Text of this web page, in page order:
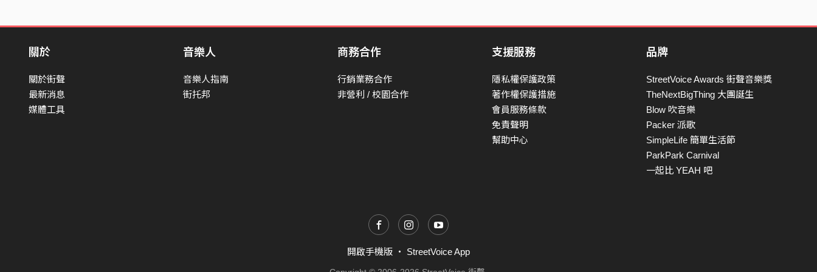
關於
關於街聲
最新消息
媒體工具
音樂人
音樂人指南
街托邦
商務合作
行銷業務合作
非營利 / 校園合作
支援服務
隱私權保護政策
著作權保護措施
會員服務條款
免責聲明
幫助中心
品牌
StreetVoice Awards 街聲音樂獎
TheNextBigThing 大團誕生
Blow 吹音樂
Packer 派歌
SimpleLife 簡單生活節
ParkPark Carnival
一起比 YEAH 吧
開啟手機版 ・ StreetVoice App